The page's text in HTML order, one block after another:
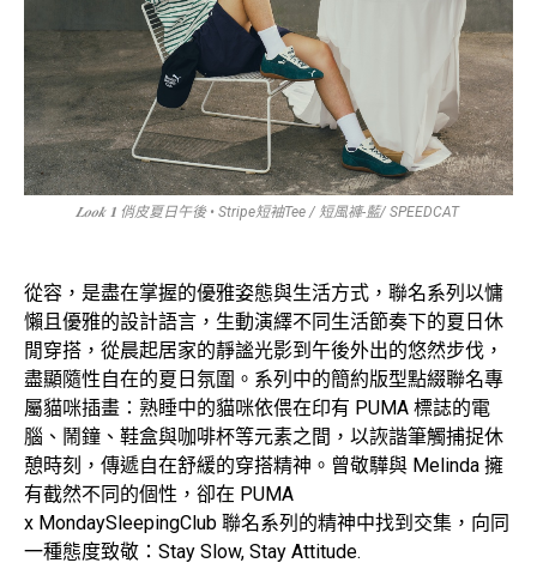
𝑳𝒐𝒐𝒌 𝟏 俏皮夏日午後 • Stripe短袖Tee / 短風褲-藍/ SPEEDCAT
從容，是盡在掌握的優雅姿態與生活方式，聯名系列以慵
懶且優雅的設計語言，生動演繹不同生活節奏下的夏日休
閒穿搭，從晨起居家的靜謐光影到午後外出的悠然步伐，
盡顯隨性自在的夏日氛圍。系列中的簡約版型點綴聯名專
屬貓咪插畫：熟睡中的貓咪依偎在印有 PUMA 標誌的電
腦、鬧鐘、鞋盒與咖啡杯等元素之間，以詼諧筆觸捕捉休
憩時刻，傳遞自在舒緩的穿搭精神。曾敬驊與 Melinda 擁
有截然不同的個性，卻在 PUMA
x MondaySleepingClub 聯名系列的精神中找到交集，向同
一種態度致敬：Stay Slow, Stay Attitude.